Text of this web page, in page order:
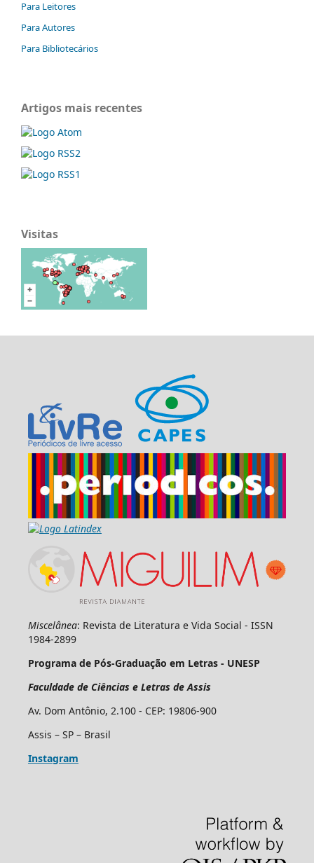
Para Leitores
Para Autores
Para Bibliotecários
Artigos mais recentes
Visitas
Miscelânea: Revista de Literatura e Vida Social - ISSN
1984-2899
Programa de Pós-Graduação em Letras - UNESP
Faculdade de Ciências e Letras de Assis
Av. Dom Antônio, 2.100 - CEP: 19806-900
Assis – SP – Brasil
Instagram